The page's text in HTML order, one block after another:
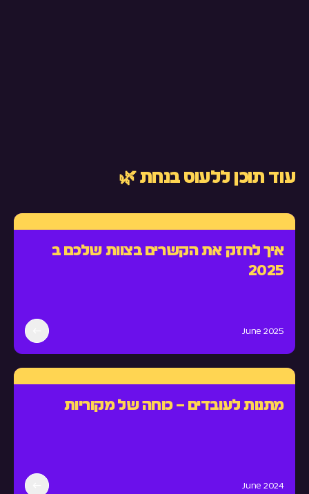
עוד תוכן ללעוס בנחת 🌿
איך לחזק את הקשרים בצוות שלכם ב
2025
June 2025
מתנות לעובדים – כוחה של מקוריות
June 2024